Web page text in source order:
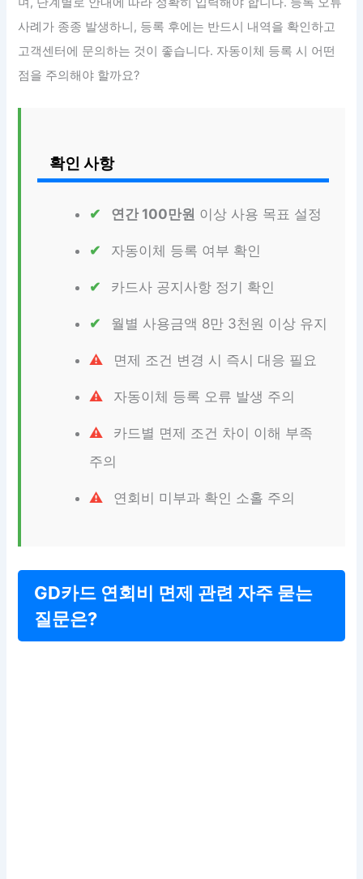
사례가 종종 발생하니, 등록 후에는 반드시 내역을 확인하고
고객센터에 문의하는 것이 좋습니다. 자동이체 등록 시 어떤
점을 주의해야 할까요?
확인 사항
연간 100만원 이상 사용 목표 설정
자동이체 등록 여부 확인
카드사 공지사항 정기 확인
월별 사용금액 8만 3천원 이상 유지
면제 조건 변경 시 즉시 대응 필요
자동이체 등록 오류 발생 주의
카드별 면제 조건 차이 이해 부족
주의
연회비 미부과 확인 소홀 주의
GD카드 연회비 면제 관련 자주 묻는
질문은?